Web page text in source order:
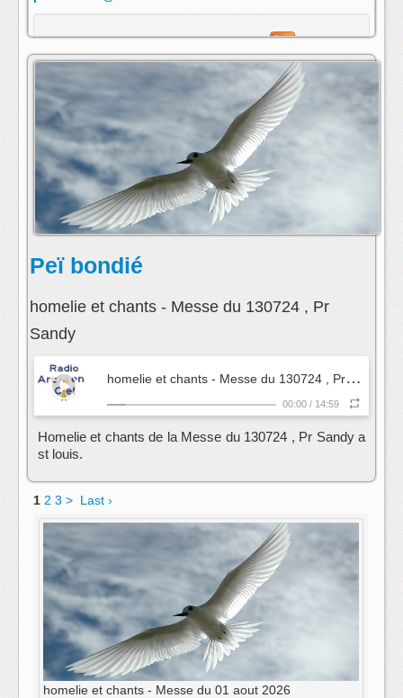
s'abonner au fil rss de cette emission:
Peï bondié
homelie et chants - Messe du 130724 , Pr
Sandy
h
omelie et chants - Messe du 130724 , Pr Sandy
00:00 / 14:59
Homelie et chants de la Messe du 130724 , Pr Sandy a
st louis.
1 2 3 > Last ›
homelie et chants - Messe du 01 aout 2026